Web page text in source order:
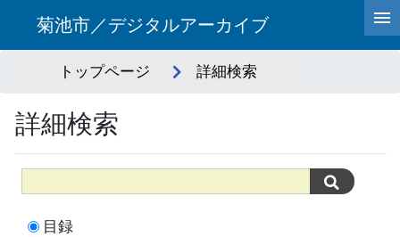
菊池市／デジタルアーカイブ
トップページ 詳細検索
詳細検索
目録